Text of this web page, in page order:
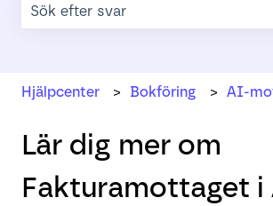
Hjälpcenter Bokföring AI-
Lär dig mer om
Fakturamottaget i